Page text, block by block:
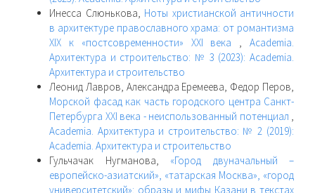
Инесса Слюнькова, Ноты христианской античности
в архитектуре православного храма: от романтизма
XIX к «постсовременности» XXI века ,Academia.
Архитектура и строительство: № 3 (2023): Academia.
Архитектура и строительство
Леонид Лавров, Александра Еремеева, Федор Перов,
Морской фасад как часть городского центра Санкт-
Петербурга XXI века - неиспользованный потенциал ,
Academia. Архитектура и строительство: № 2 (2019):
Academia. Архитектура и строительство
Гульчачак Нугманова, «Город двуначальный –
европейско-азиатский», «татарская Москва», «город
университетский»: образы и мифы Казани в текстах